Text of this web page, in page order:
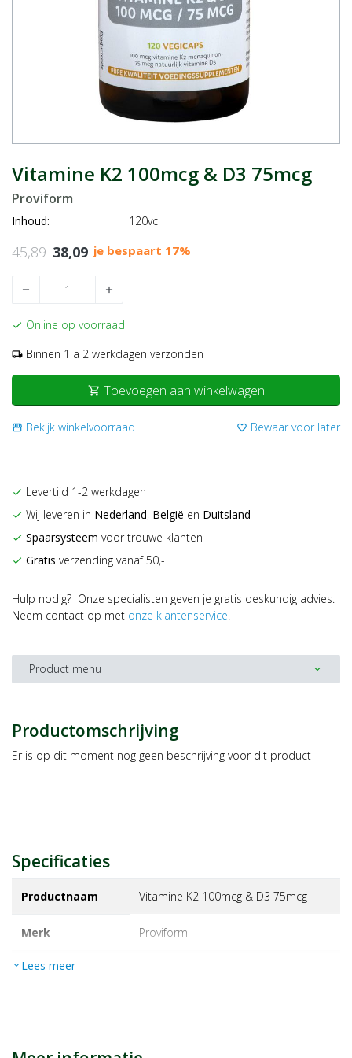
Vitamine K2 100mcg & D3 75mcg
Proviform
Inhoud: 120vc
45,89 38,09 je bespaart 17%
remove add
check Online op voorraad
local_shipping Binnen 1 a 2 werkdagen verzonden
shopping_cart Toevoegen aan winkelwagen
storefront Bekijk winkelvoorraad favorite_border Bewaar voor later
check Levertijd 1-2 werkdagen
check Wij leveren in Nederland, België en Duitsland
check Spaarsysteem voor trouwe klanten
check Gratis verzending vanaf 50,-
Hulp nodig? Onze specialisten geven je gratis deskundig advies.
Neem contact op met onze klantenservice.
Product menu expand_more
Productomschrijving
Er is op dit moment nog geen beschrijving voor dit product
Specificaties
Productnaam Vitamine K2 100mcg & D3 75mcg
Merk proviform
EAN
expand_more Lees meer